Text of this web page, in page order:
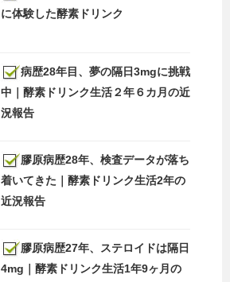
に体験した酵素ドリンク
病歴28年目、夢の隔日3mgに挑戦
中｜酵素ドリンク生活２年６カ月の近
況報告
膠原病歴28年、検査データが落ち
着いてきた｜酵素ドリンク生活2年の
近況報告
膠原病歴27年、ステロイドは隔日
4mg｜酵素ドリンク生活1年9ヶ月の